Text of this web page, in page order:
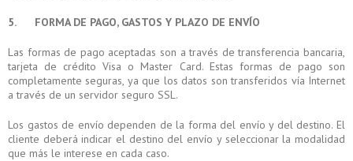
5. FORMA DE PAGO, GASTOS Y PLAZO DE ENVÍO
Las formas de pago aceptadas son a través de transferencia bancaria,
tarjeta de crédito Visa o Master Card. Estas formas de pago son
completamente seguras, ya que los datos son transferidos vía Internet
a través de un servidor seguro SSL.
Los gastos de envío dependen de la forma del envío y del destino. El
cliente deberá indicar el destino del envío y seleccionar la modalidad
que más le interese en cada caso.